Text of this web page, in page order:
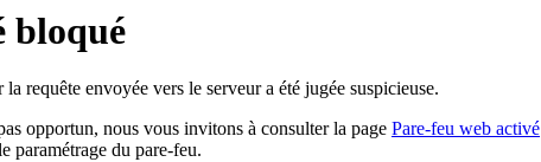
bloqué
requête envoyée vers le serveur a été jugée suspicieuse.
opportun, nous vous invitons à consulter la page Pare-feu web activé
paramétrage du pare-feu.